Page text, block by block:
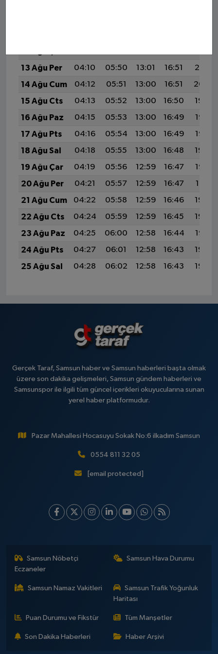
13 Ağu Per
04:10 05:50 13:01 16:51
20:01
14 Ağu Cum
04:12 05:51 13:00 16:51
20:00
15 Ağu Cts
04:13 05:52 13:00 16:50
19:59
16 Ağu Paz
04:15 05:53 13:00 16:49
19:57
17 Ağu Pts
04:16 05:54 13:00 16:49
19:56
18 Ağu Sal
04:18 05:55 13:00 16:48
19:54
19 Ağu Çar
04:19 05:56 12:59 16:47
19:53
20 Ağu Per
04:21 05:57 12:59 16:47
19:51
21 Ağu Cum
04:22 05:58 12:59 16:46
19:50
22 Ağu Cts
04:24 05:59 12:59 16:45
19:48
23 Ağu Paz
04:25 06:00 12:58 16:44
19:47
24 Ağu Pts
04:27 06:01 12:58 16:43
19:45
25 Ağu Sal
04:28 06:02 12:58 16:43 19:44
Gerçek Taraf, Samsun haber ve Samsun haberleri başta olmak
üzere son dakika gelişmeleri, Samsun gündem haberleri ve
Samsunspor ile ilgili tüm güncel içerikleri okuyucularına sunan
yerel haber platformudur.
Pazar Mahallesi Hocasuyu Sokak No:6 ilkadım Samsun
0554 811 32 05
[email protected]
Samsun Nöbetçi
Eczaneler
Samsun Hava Durumu
Samsun Namaz Vakitleri
Samsun Trafik Yoğunluk
Haritası
Puan Durumu ve Fikstür Tüm Manşetler
Son Dakika Haberleri Haber Arşivi